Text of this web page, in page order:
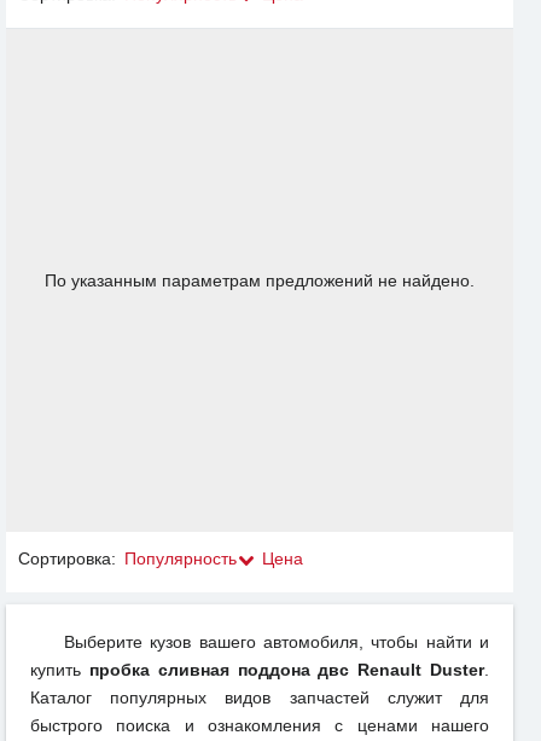
По указанным параметрам предложений не найдено.
Сортировка: Популярность Цена
Выберите кузов вашего автомобиля, чтобы найти и
купить пробка сливная поддона двс Renault Duster.
Каталог популярных видов запчастей служит для
быстрого поиска и ознакомления с ценами нашего